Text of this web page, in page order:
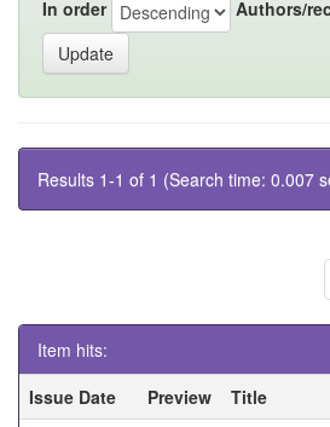
In order Authors/
Results 1-1 of 1 (Search time: 0.007
Item hits:
Issue Date
Preview Title